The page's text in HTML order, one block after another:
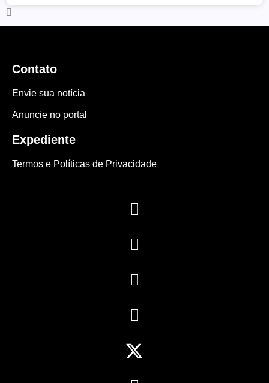
Contato
Envie sua notícia
Anuncie no portal
Expediente
Termos e Políticas de Privacidade